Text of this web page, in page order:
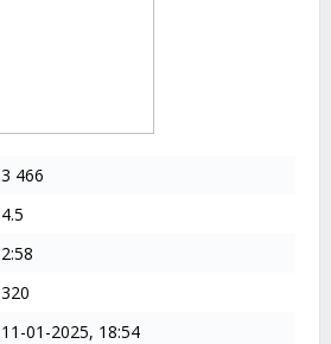
3 466
4.5
2:58
320
11-01-2025, 18:54